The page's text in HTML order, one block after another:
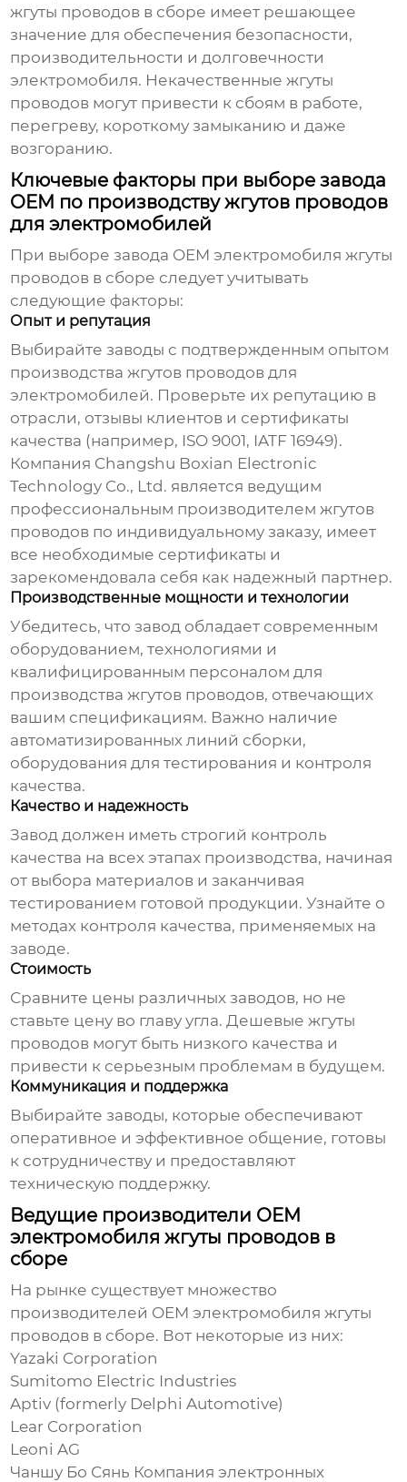
жгуты проводов в сборе имеет решающее
значение для обеспечения безопасности,
производительности и долговечности
электромобиля. Некачественные жгуты
проводов могут привести к сбоям в работе,
перегреву, короткому замыканию и даже
возгоранию.
Ключевые факторы при выборе завода
OEM по производству жгутов проводов
для электромобилей
При выборе завода OEM электромобиля жгуты
проводов в сборе следует учитывать
следующие факторы:
Опыт и репутация
Выбирайте заводы с подтвержденным опытом
производства жгутов проводов для
электромобилей. Проверьте их репутацию в
отрасли, отзывы клиентов и сертификаты
качества (например, ISO 9001, IATF 16949).
Компания Changshu Boxian Electronic
Technology Co., Ltd. является ведущим
профессиональным производителем жгутов
проводов по индивидуальному заказу, имеет
все необходимые сертификаты и
зарекомендовала себя как надежный партнер.
Производственные мощности и технологии
Убедитесь, что завод обладает современным
оборудованием, технологиями и
квалифицированным персоналом для
производства жгутов проводов, отвечающих
вашим спецификациям. Важно наличие
автоматизированных линий сборки,
оборудования для тестирования и контроля
качества.
Качество и надежность
Завод должен иметь строгий контроль
качества на всех этапах производства, начиная
от выбора материалов и заканчивая
тестированием готовой продукции. Узнайте о
методах контроля качества, применяемых на
заводе.
Стоимость
Сравните цены различных заводов, но не
ставьте цену во главу угла. Дешевые жгуты
проводов могут быть низкого качества и
привести к серьезным проблемам в будущем.
Коммуникация и поддержка
Выбирайте заводы, которые обеспечивают
оперативное и эффективное общение, готовы
к сотрудничеству и предоставляют
техническую поддержку.
Ведущие производители OEM
электромобиля жгуты проводов в
сборе
На рынке существует множество
производителей OEM электромобиля жгуты
проводов в сборе. Вот некоторые из них:
Yazaki Corporation
Sumitomo Electric Industries
Aptiv (formerly Delphi Automotive)
Lear Corporation
Leoni AG
Чаншу Бо Сянь Компания электронных